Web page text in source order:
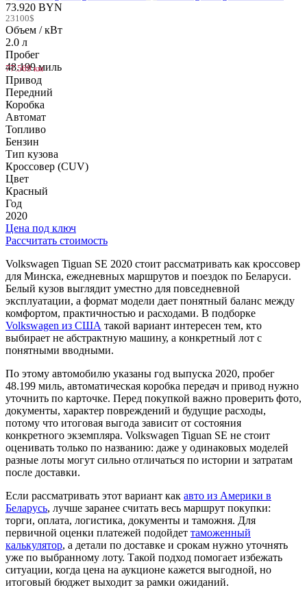
73.920 BYN
23100$
Объем / кВт
2.0 л
Пробег
48.199 миль
77.569 км
Привод
Передний
Коробка
Автомат
Топливо
Бензин
Тип кузова
Кроссовер (CUV)
Цвет
Красный
Год
2020
Цена под ключ
Рассчитать стоимость
Volkswagen Tiguan SE 2020 стоит рассматривать как кроссовер
для Минска, ежедневных маршрутов и поездок по Беларуси.
Белый кузов выглядит уместно для повседневной
эксплуатации, а формат модели дает понятный баланс между
комфортом, практичностью и расходами. В подборке
Volkswagen из США такой вариант интересен тем, кто
выбирает не абстрактную машину, а конкретный лот с
понятными вводными.
По этому автомобилю указаны год выпуска 2020, пробег
48.199 миль, автоматическая коробка передач и привод нужно
уточнить по карточке. Перед покупкой важно проверить фото,
документы, характер повреждений и будущие расходы,
потому что итоговая выгода зависит от состояния
конкретного экземпляра. Volkswagen Tiguan SE не стоит
оценивать только по названию: даже у одинаковых моделей
разные лоты могут сильно отличаться по истории и затратам
после доставки.
Если рассматривать этот вариант как авто из Америки в
Беларусь, лучше заранее считать весь маршрут покупки:
торги, оплата, логистика, документы и таможня. Для
первичной оценки платежей подойдет таможенный
калькулятор, а детали по доставке и срокам нужно уточнять
уже по выбранному лоту. Такой подход помогает избежать
ситуации, когда цена на аукционе кажется выгодной, но
итоговый бюджет выходит за рамки ожиданий.